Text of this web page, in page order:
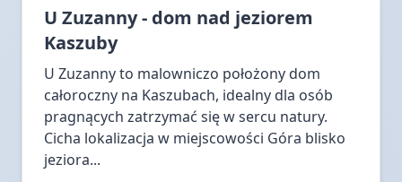
U Zuzanny - dom nad jeziorem
Kaszuby
U Zuzanny to malowniczo położony dom
całoroczny na Kaszubach, idealny dla osób
pragnących zatrzymać się w sercu natury.
Cicha lokalizacja w miejscowości Góra blisko
jeziora...